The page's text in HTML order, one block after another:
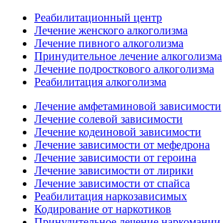
Реабилитационный центр
Лечение женского алкоголизма
Лечение пивного алкоголизма
Принудительное лечение алкоголизма
Лечение подросткового алкоголизма
Реабилитация алкоголизма
Лечение амфетаминовой зависимости
Лечение солевой зависимости
Лечение кодеиновой зависимости
Лечение зависимости от мефедрона
Лечение зависимости от героина
Лечение зависимости от лирики
Лечение зависимости от спайса
Реабилитация наркозависимых
Кодирование от наркотиков